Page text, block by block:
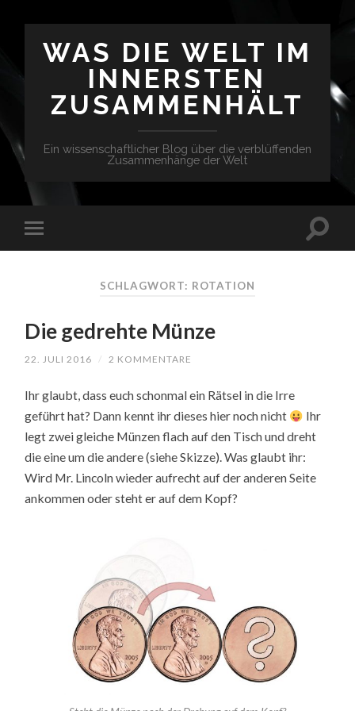
WAS DIE WELT IM
INNERSTEN
ZUSAMMENHÄLT
Ein wissenschaftlicher Blog über die verblüffenden
Zusammenhänge der Welt
SCHLAGWORT: ROTATION
Die gedrehte Münze
22. JULI 2016 / 2 KOMMENTARE
Ihr glaubt, dass euch schonmal ein Rätsel in die Irre
geführt hat? Dann kennt ihr dieses hier noch nicht
Ihr
legt zwei gleiche Münzen flach auf den Tisch und dreht
die eine um die andere (siehe Skizze). Was glaubt ihr:
Wird Mr. Lincoln wieder aufrecht auf der anderen Seite
ankommen oder steht er auf dem Kopf?